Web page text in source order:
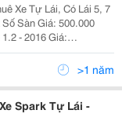
Xe Tự Lái, Có Lái 5, 7
>1 năm
Spark Tự Lái -